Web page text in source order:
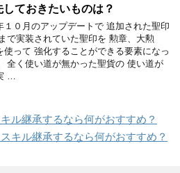
しておきたいものは？
１０月のアップデートで 追加された聖印
で実装されていた聖印を 勲章、大勲
使って 強化することができる要素になっ
全く使い道が無かった聖貨の 使い道が
…
ル継承するなら何がおすすめ？
キル継承するなら何がおすすめ？